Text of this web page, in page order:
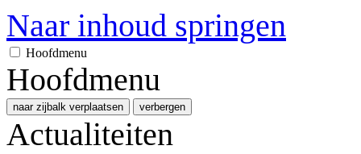
Naar inhoud springen
Hoofdmenu
Hoofdmenu
naar zijbalk verplaatsen verbergen
Actualiteiten